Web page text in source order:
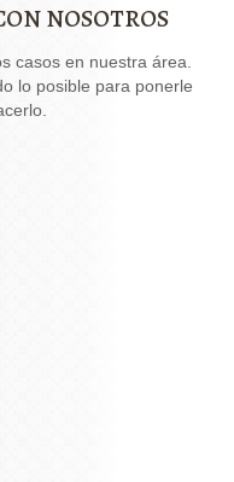
NOSOTROS
casos en nuestra área.
lo posible para ponerle